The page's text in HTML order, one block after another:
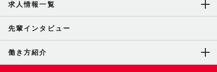
求人情報一覧
先輩インタビュー
働き方紹介